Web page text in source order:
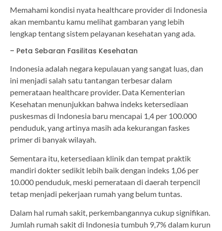
Memahami kondisi nyata healthcare provider di Indonesia
akan membantu kamu melihat gambaran yang lebih
lengkap tentang sistem pelayanan kesehatan yang ada.
– Peta Sebaran Fasilitas Kesehatan
Indonesia adalah negara kepulauan yang sangat luas, dan
ini menjadi salah satu tantangan terbesar dalam
pemerataan healthcare provider. Data Kementerian
Kesehatan menunjukkan bahwa indeks ketersediaan
puskesmas di Indonesia baru mencapai 1,4 per 100.000
penduduk, yang artinya masih ada kekurangan faskes
primer di banyak wilayah.
Sementara itu, ketersediaan klinik dan tempat praktik
mandiri dokter sedikit lebih baik dengan indeks 1,06 per
10.000 penduduk, meski pemerataan di daerah terpencil
tetap menjadi pekerjaan rumah yang belum tuntas.
Dalam hal rumah sakit, perkembangannya cukup signifikan.
Jumlah rumah sakit di Indonesia tumbuh 9,7% dalam kurun